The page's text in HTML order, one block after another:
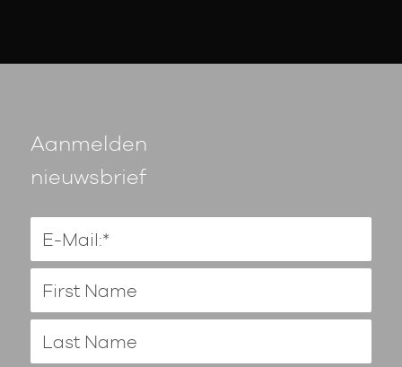
Aanmelden
nieuwsbrief